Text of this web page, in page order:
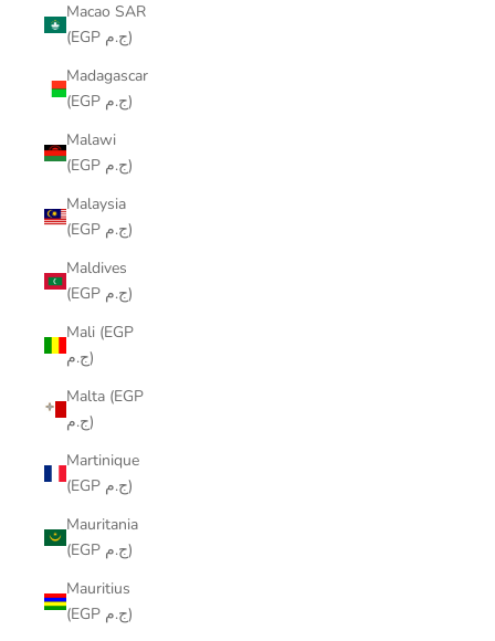
Macao SAR
(EGP ج.م)
Madagascar
(EGP ج.م)
Malawi
(EGP ج.م)
Malaysia
(EGP ج.م)
Maldives
(EGP ج.م)
Mali (EGP
ج.م)
Malta (EGP
ج.م)
Martinique
(EGP ج.م)
Mauritania
(EGP ج.م)
Mauritius
(EGP ج.م)